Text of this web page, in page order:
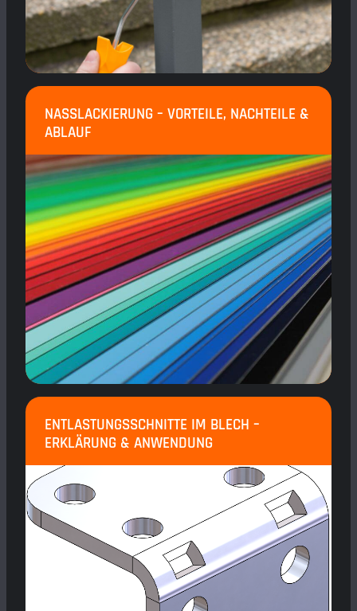
NASSLACKIERUNG – VORTEILE, NACHTEILE &
ABLAUF
ENTLASTUNGSSCHNITTE IM BLECH –
ERKLÄRUNG & ANWENDUNG